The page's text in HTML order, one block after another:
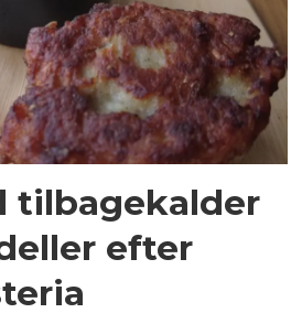
tilbagekalder
efter